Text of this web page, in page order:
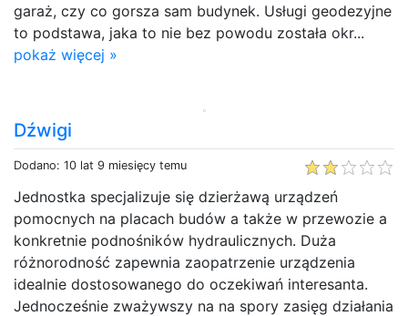
garaż, czy co gorsza sam budynek. Usługi geodezyjne
to podstawa, jaka to nie bez powodu została okr...
pokaż więcej »
Dźwigi
Dodano: 10 lat 9 miesięcy temu
Jednostka specjalizuje się dzierżawą urządzeń
pomocnych na placach budów a także w przewozie a
konkretnie podnośników hydraulicznych. Duża
różnorodność zapewnia zaopatrzenie urządzenia
idealnie dostosowanego do oczekiwań interesanta.
Jednocześnie zważywszy na na spory zasięg działania